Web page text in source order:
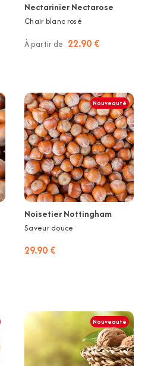
Nectarinier Nectarose
Chair blanc rosé
À partir de 22.90 €
Nouveauté
Noisetier Nottingham
Saveur douce
29.90 €
Nouveauté